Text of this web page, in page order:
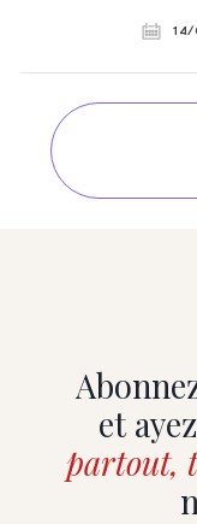
14/
et
partout,